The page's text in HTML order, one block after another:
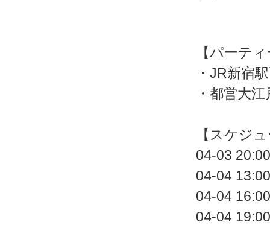
【パーテ
・JR新宿
・都営大
【スケジ
04-03
04-04
04-04
04-04